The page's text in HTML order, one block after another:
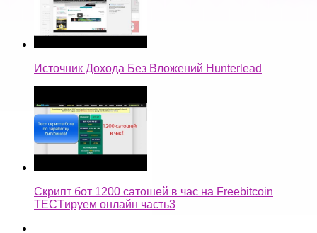
Источник Дохода Без Вложений Hunterlead
Скрипт бот 1200 сатошей в час на Freebitcoin
TECTируем онлайн часть3